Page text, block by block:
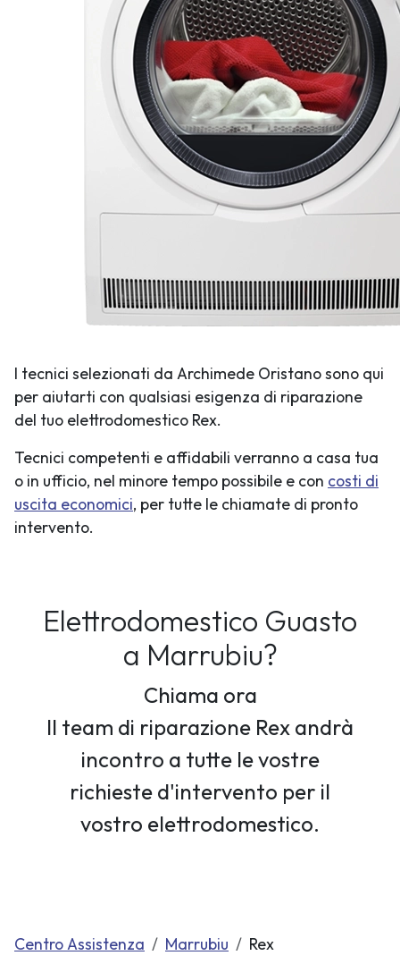
I tecnici selezionati da Archimede Oristano sono qui
per aiutarti con qualsiasi esigenza di riparazione
del tuo elettrodomestico Rex.
Tecnici competenti e affidabili verranno a casa tua
o in ufficio, nel minore tempo possibile e con costi di
uscita economici, per tutte le chiamate di pronto
intervento.
Elettrodomestico Guasto
a Marrubiu?
Chiama ora
Il team di riparazione Rex andrà
incontro a tutte le vostre
richieste d'intervento per il
vostro elettrodomestico.
Centro Assistenza Marrubiu Rex